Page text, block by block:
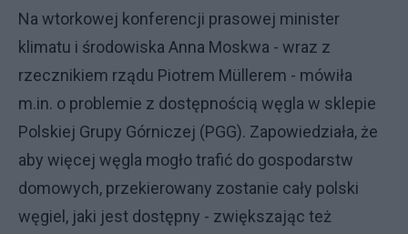
Na wtorkowej konferencji prasowej minister
klimatu i środowiska Anna Moskwa - wraz z
rzecznikiem rządu Piotrem Müllerem - mówiła
m.in. o problemie z dostępnością węgla w sklepie
Polskiej Grupy Górniczej (PGG). Zapowiedziała, że
aby więcej węgla mogło trafić do gospodarstw
domowych, przekierowany zostanie cały polski
węgiel, jaki jest dostępny - zwiększając też